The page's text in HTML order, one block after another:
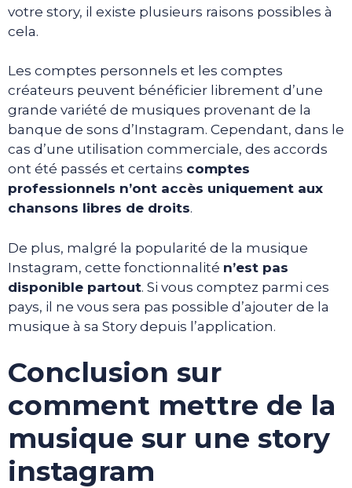
votre story, il existe plusieurs raisons possibles à
cela.
Les comptes personnels et les comptes
créateurs peuvent bénéficier librement d’une
grande variété de musiques provenant de la
banque de sons d’Instagram. Cependant, dans le
cas d’une utilisation commerciale, des accords
ont été passés et certains comptes
professionnels n’ont accès uniquement aux
chansons libres de droits.
De plus, malgré la popularité de la musique
Instagram, cette fonctionnalité n’est pas
disponible partout. Si vous comptez parmi ces
pays, il ne vous sera pas possible d’ajouter de la
musique à sa Story depuis l’application.
Conclusion sur
comment mettre de la
musique sur une story
instagram